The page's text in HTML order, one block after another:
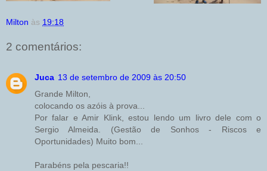
Milton às 19:18
2 comentários:
Juca 13 de setembro de 2009 às 20:50
Grande Milton,
colocando os azóis à prova...
Por falar e Amir Klink, estou lendo um livro dele com o
Sergio Almeida. (Gestão de Sonhos - Riscos e
Oportunidades) Muito bom...
Parabéns pela pescaria!!